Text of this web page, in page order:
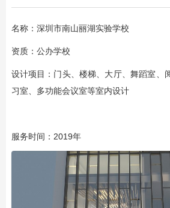
名称：深圳市南山丽湖实验学校
资质：公办学校
设计项目：门头、楼梯、大厅、舞蹈室、
习室、多功能会议室等室内设计
服务时间：2019年